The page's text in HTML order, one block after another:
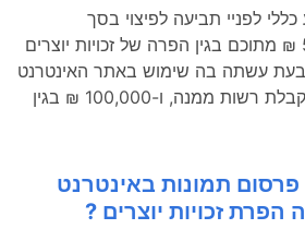
אינטרנט: התביעה ורקע כללי לפניי תביעה לפיצוי בסך
600,000 ₪. 500,000 ₪ מתוכם בגין הפרה של זכויות יוצרים
עשתה בה שימוש באתר האינטרנט
שלה, לפי הטענה, ללא קבלת רשות ממנה, ו-100,000 ₪ בגין
תמונות באינטרנט
הפרת זכויות יוצרים ?